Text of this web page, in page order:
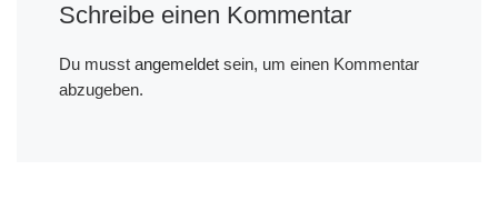
Schreibe einen Kommentar
Du musst angemeldetsein, um einen Kommentar
abzugeben.